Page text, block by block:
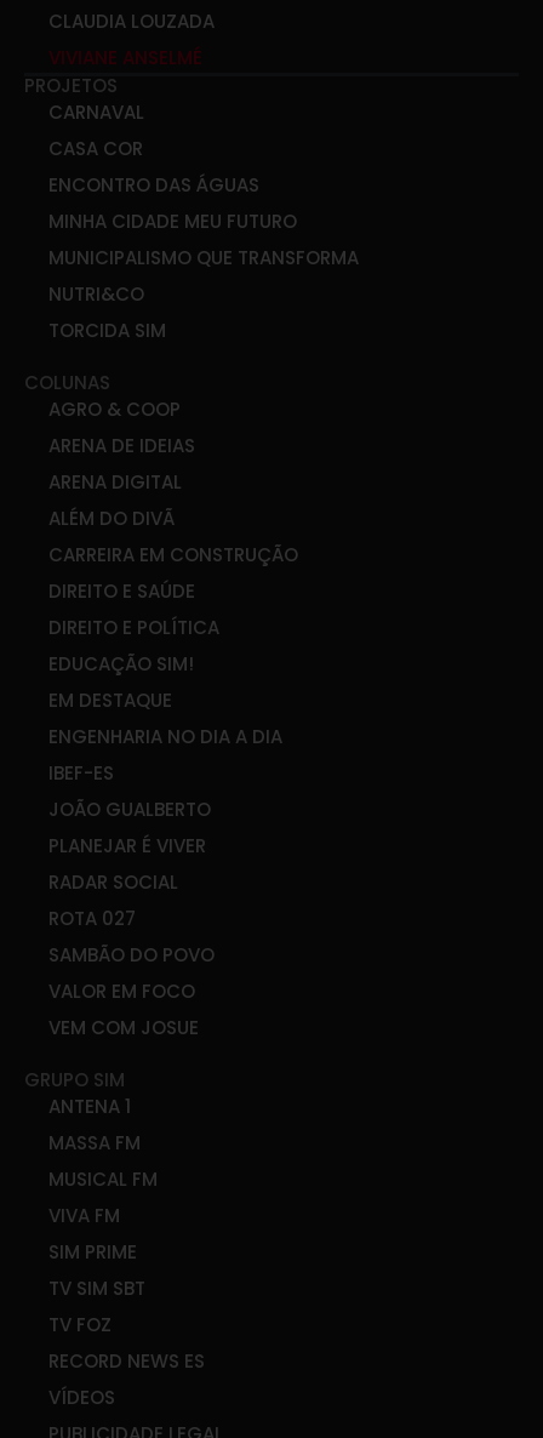
CLAUDIA LOUZADA
VIVIANE ANSELMÉ
PROJETOS
CARNAVAL
CASA COR
ENCONTRO DAS ÁGUAS
MINHA CIDADE MEU FUTURO
MUNICIPALISMO QUE TRANSFORMA
NUTRI&CO
TORCIDA SIM
COLUNAS
AGRO & COOP
ARENA DE IDEIAS
ARENA DIGITAL
ALÉM DO DIVÃ
CARREIRA EM CONSTRUÇÃO
DIREITO E SAÚDE
DIREITO E POLÍTICA
EDUCAÇÃO SIM!
EM DESTAQUE
ENGENHARIA NO DIA A DIA
IBEF-ES
JOÃO GUALBERTO
PLANEJAR É VIVER
RADAR SOCIAL
ROTA 027
SAMBÃO DO POVO
VALOR EM FOCO
VEM COM JOSUE
GRUPO SIM
ANTENA 1
MASSA FM
MUSICAL FM
VIVA FM
SIM PRIME
TV SIM SBT
TV FOZ
RECORD NEWS ES
VÍDEOS